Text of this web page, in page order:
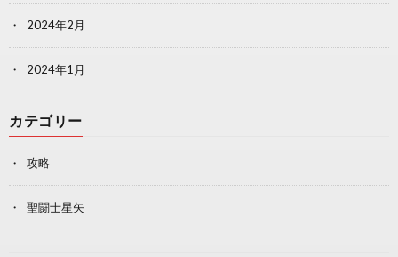
2024年2月
2024年1月
カテゴリー
攻略
聖闘士星矢